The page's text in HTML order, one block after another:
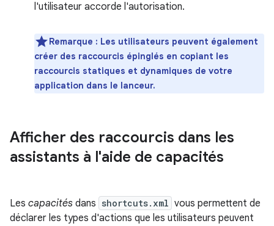
l'utilisateur accorde l'autorisation.
Remarque : Les utilisateurs peuvent également
créer des raccourcis épinglés en copiant les
raccourcis statiques et dynamiques de votre
application dans le lanceur.
Afficher des raccourcis dans les
assistants à l'aide de capacités
Les capacités dans shortcuts.xml vous permettent de
déclarer les types d'actions que les utilisateurs peuvent